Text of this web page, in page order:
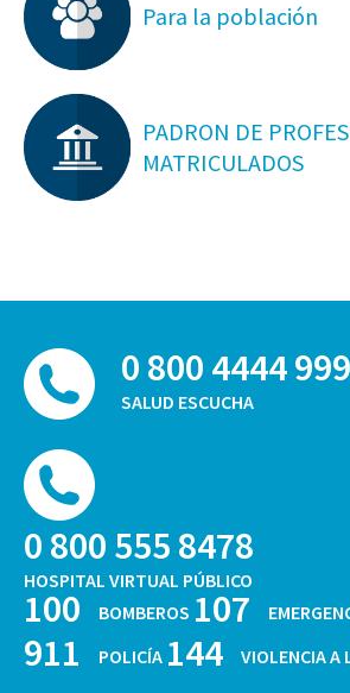
Para la población
PADRON DE
MATRICULADOS
0 800 4444 999
SALUD ESCUCHA
0 800 555 8478
HOSPITAL VIRTUAL PÚBLICO
100 BOMBEROS 107
911 POLICÍA 144 VIOLENCIA A